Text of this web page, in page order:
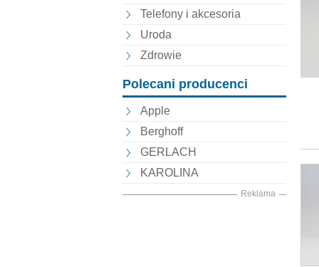
Telefony i akcesoria
Uroda
Zdrowie
Polecani producenci
Apple
Berghoff
GERLACH
KAROLINA
Reklama